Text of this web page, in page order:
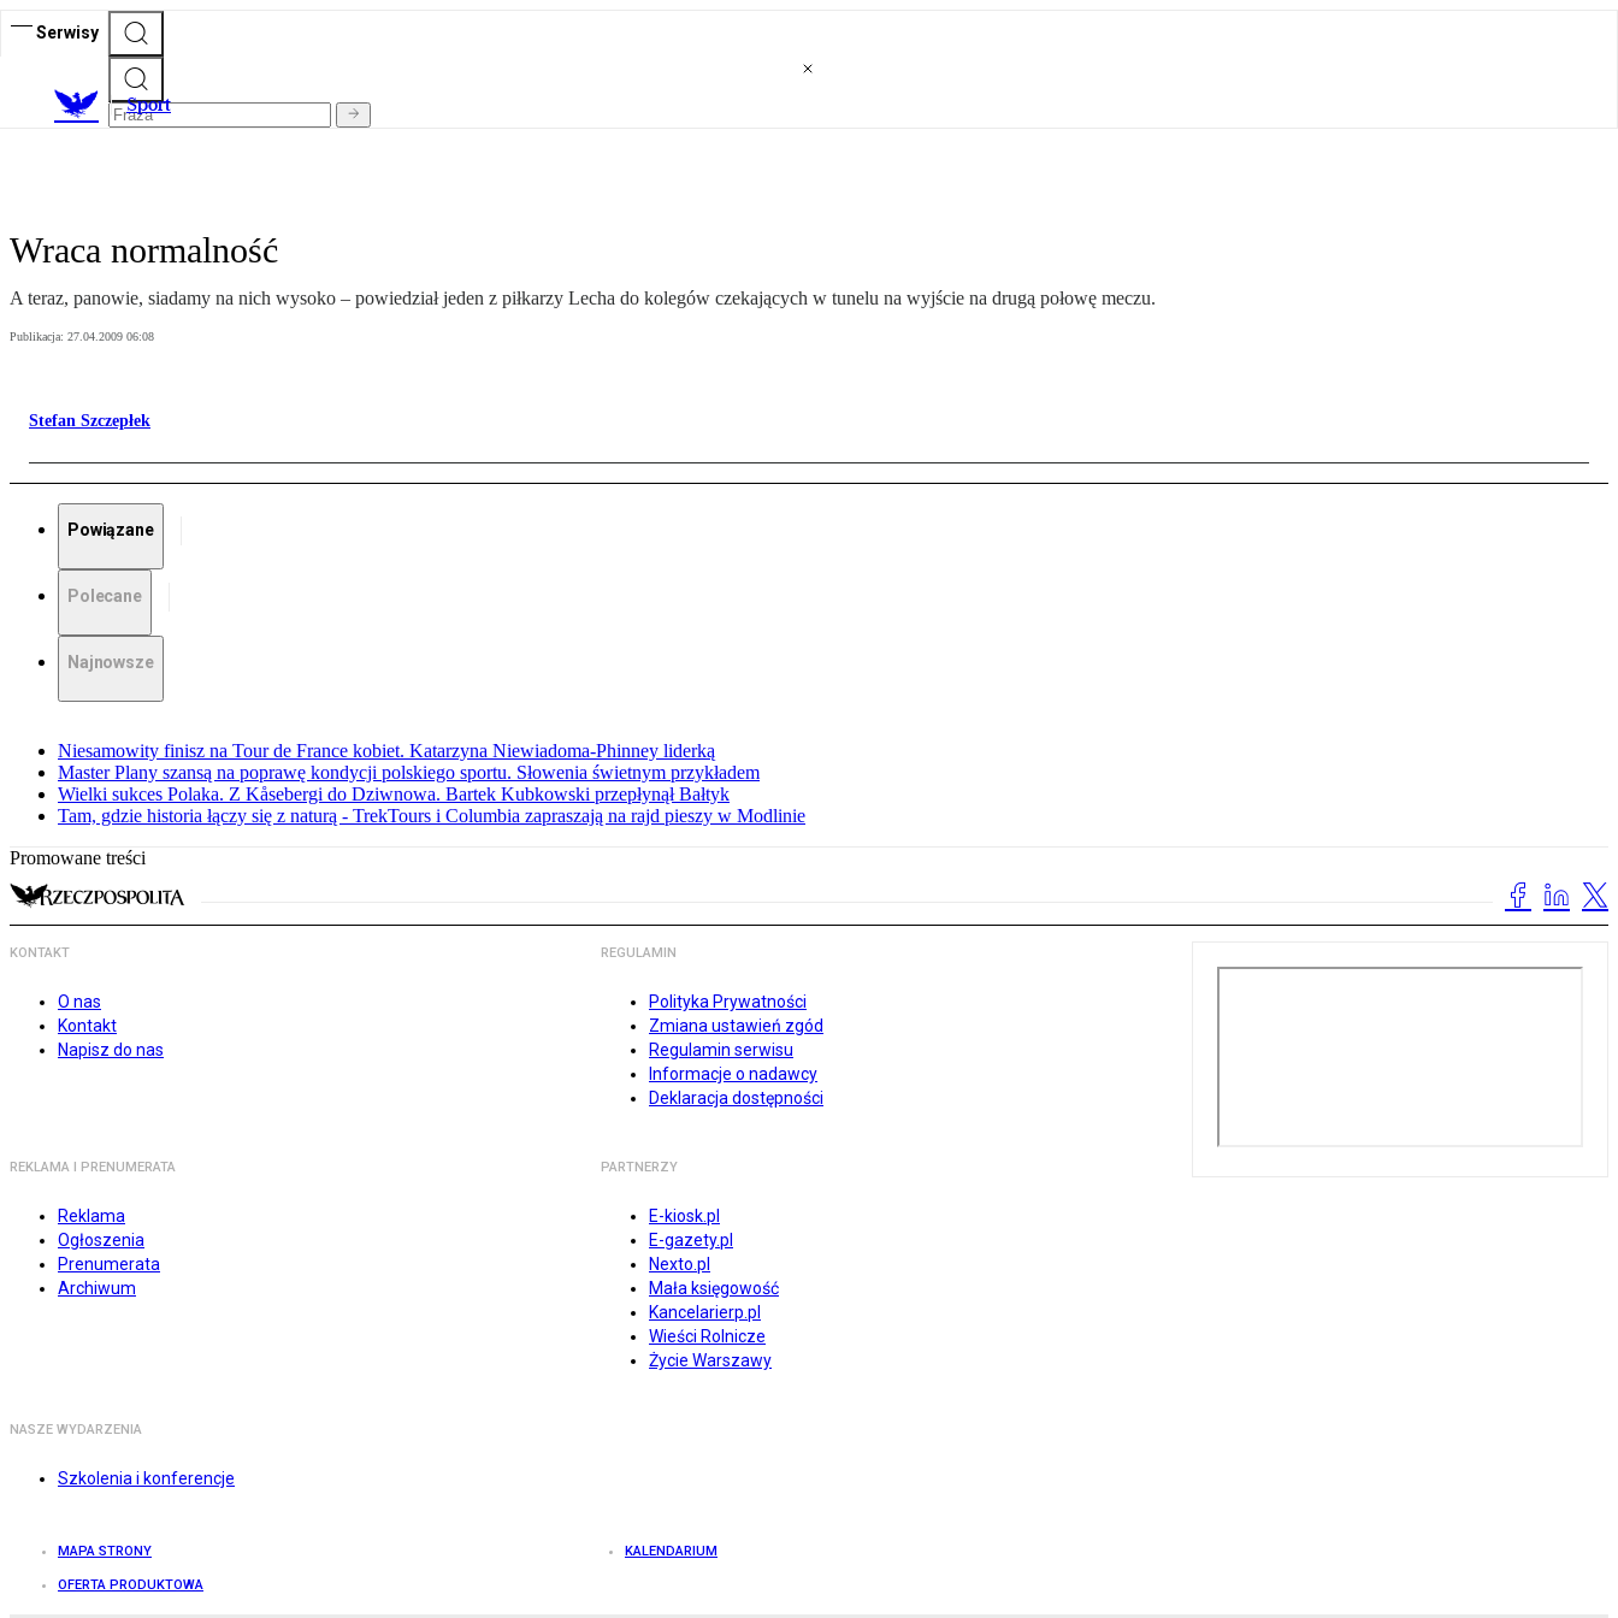
Serwisy
Sport
Wraca normalność
A teraz, panowie, siadamy na nich wysoko – powiedział jeden z piłkarzy Lecha do kolegów czekających w tunelu na wyjście na drugą połowę meczu.
Publikacja: 27.04.2009 06:08
Stefan Szczepłek
Powiązane
Polecane
Najnowsze
Niesamowity finisz na Tour de France kobiet. Katarzyna Niewiadoma-Phinney liderką
Master Plany szansą na poprawę kondycji polskiego sportu. Słowenia świetnym przykładem
Wielki sukces Polaka. Z Kåsebergi do Dziwnowa. Bartek Kubkowski przepłynął Bałtyk
Tam, gdzie historia łączy się z naturą - TrekTours i Columbia zapraszają na rajd pieszy w Modlinie
Promowane treści
KONTAKT
O nas
Kontakt
Napisz do nas
REGULAMIN
Polityka Prywatności
Zmiana ustawień zgód
Regulamin serwisu
Informacje o nadawcy
Deklaracja dostępności
REKLAMA I PRENUMERATA
Reklama
Ogłoszenia
Prenumerata
Archiwum
PARTNERZY
E-kiosk.pl
E-gazety.pl
Nexto.pl
Mała księgowość
Kancelarierp.pl
Wieści Rolnicze
Życie Warszawy
NASZE WYDARZENIA
Szkolenia i konferencje
MAPA STRONY KALENDARIUM
OFERTA PRODUKTOWA